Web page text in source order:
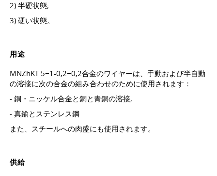
2) 半硬状態;
3) 硬い状態。
用途
MNZhKT 5−1-0,2−0,2合金のワイヤーは、手動および半自動
の溶接に次の合金の組み合わせのために使用されます：
- 銅・ニッケル合金と銅と青銅の溶接,
- 真鍮とステンレス鋼
また、スチールへの肉盛にも使用されます。
供給